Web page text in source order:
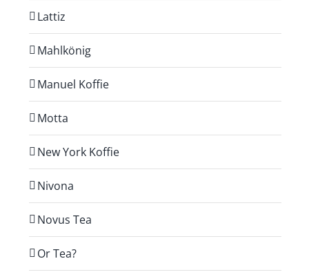
Lattiz
Mahlkönig
Manuel Koffie
Motta
New York Koffie
Nivona
Novus Tea
Or Tea?